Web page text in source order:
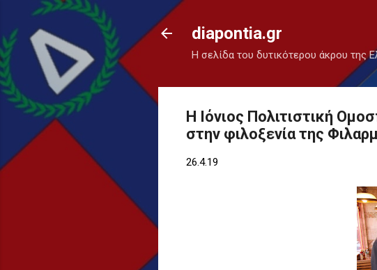
diapontia.gr
Η σελίδα του δυτικότερου άκρου της
Η Ιόνιος Πολιτιστική
στην φιλοξενία της
26.4.19